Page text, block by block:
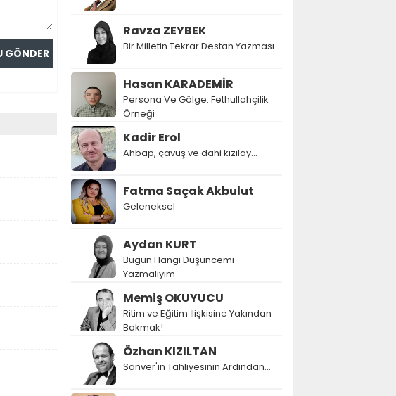
Ravza ZEYBEK
Bir Milletin Tekrar Destan Yazması
Hasan KARADEMİR
Persona Ve Gölge: Fethullahçilik
Örneği
Kadir Erol
Ahbap, çavuş ve dahi kızılay...
Fatma Saçak Akbulut
Geleneksel
Aydan KURT
Bugün Hangi Düşüncemi
Yazmalıyım
Memiş OKUYUCU
Ritim ve Eğitim İlişkisine Yakından
Bakmak!
Özhan KIZILTAN
Sanver'in Tahliyesinin Ardından…